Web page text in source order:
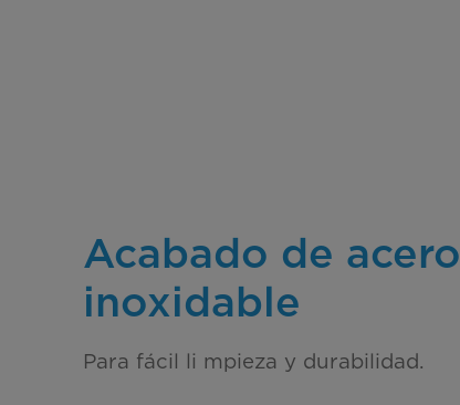
Acabado de acero
inoxidable
Para fácil li mpieza y durabilidad.